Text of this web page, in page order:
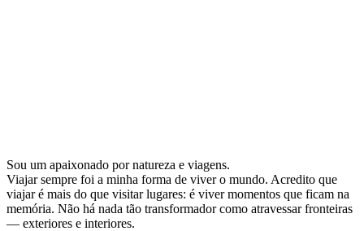
Sou um apaixonado por natureza e viagens.
Viajar sempre foi a minha forma de viver o mundo. Acredito que
viajar é mais do que visitar lugares: é viver momentos que ficam na
memória. Não há nada tão transformador como atravessar fronteiras
— exteriores e interiores.